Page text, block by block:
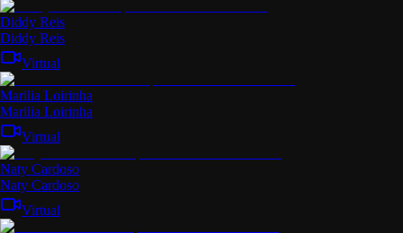
Diddy Reis
Diddy Reis
Virtual
Marilia Loirinha
Marilia Loirinha
Virtual
Naty Cardoso
Naty Cardoso
Virtual